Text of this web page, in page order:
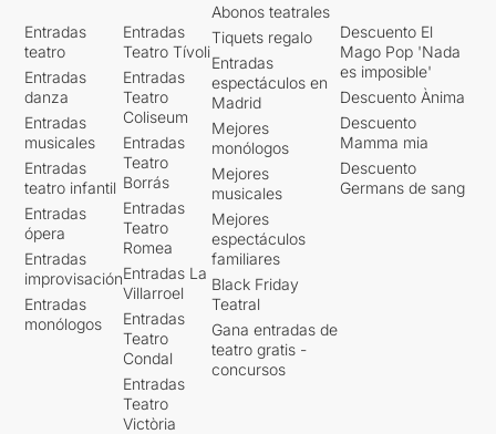
Entradas
teatro
Entradas
danza
Entradas
musicales
Entradas
teatro infantil
Entradas
ópera
Entradas
improvisación
Entradas
monólogos
Entradas
Teatro Tívoli
Entradas
Teatro
Coliseum
Entradas
Teatro
Borrás
Entradas
Teatro
Romea
Entradas La
Villarroel
Entradas
Teatro
Condal
Entradas
Teatro
Victòria
Abonos teatrales
Tiquets regalo
Entradas
espectáculos en
Madrid
Mejores
monólogos
Mejores
musicales
Mejores
espectáculos
familiares
Black Friday
Teatral
Gana entradas de
teatro gratis -
concursos
Descuento El
Mago Pop 'Nada
es imposible'
Descuento Ànima
Descuento
Mamma mia
Descuento
Germans de sang